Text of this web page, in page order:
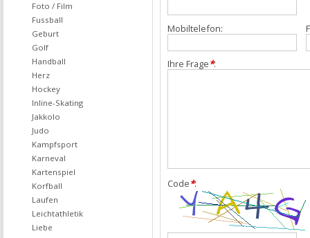
Mobiltelefon:
Ihre Frage*:
Code*:
Foto / Film
Fussball
Geburt
Golf
Handball
Herz
Hockey
Inline-Skating
Jakkolo
Judo
Kampfsport
Karneval
Kartenspiel
Korfball
Laufen
Leichtathletik
Liebe